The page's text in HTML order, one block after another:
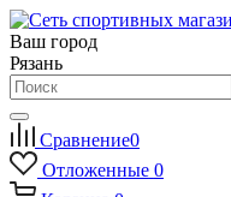
Ваш город
Рязань
Сравнение0
Отложенные 0